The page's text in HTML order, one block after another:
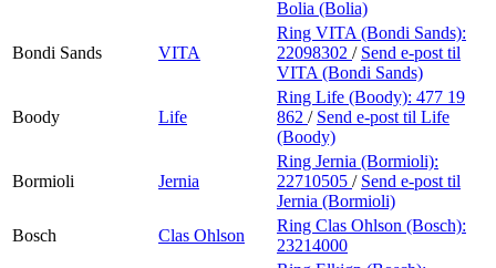
Bolia (Bolia)
Bondi Sands VITA
Ring VITA (Bondi Sands):
22098302 / Send e-post til
VITA (Bondi Sands)
Boody Life
Ring Life (Boody): 477 19
862 / Send e-post til Life
(Boody)
Bormioli Jernia
Ring Jernia (Bormioli):
22710505 / Send e-post til
Jernia (Bormioli)
Bosch
Clas Ohlson
Ring Clas Ohlson (Bosch):
23214000